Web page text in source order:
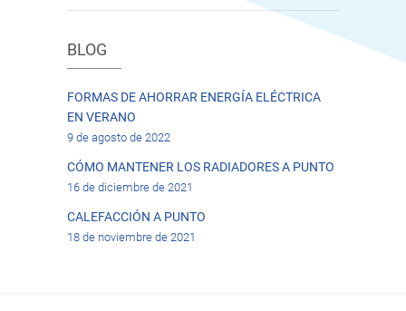
BLOG
FORMAS DE AHORRAR ENERGÍA ELÉCTRICA
EN VERANO
9 de agosto de 2022
CÓMO MANTENER LOS RADIADORES A PUNTO
16 de diciembre de 2021
CALEFACCIÓN A PUNTO
18 de noviembre de 2021